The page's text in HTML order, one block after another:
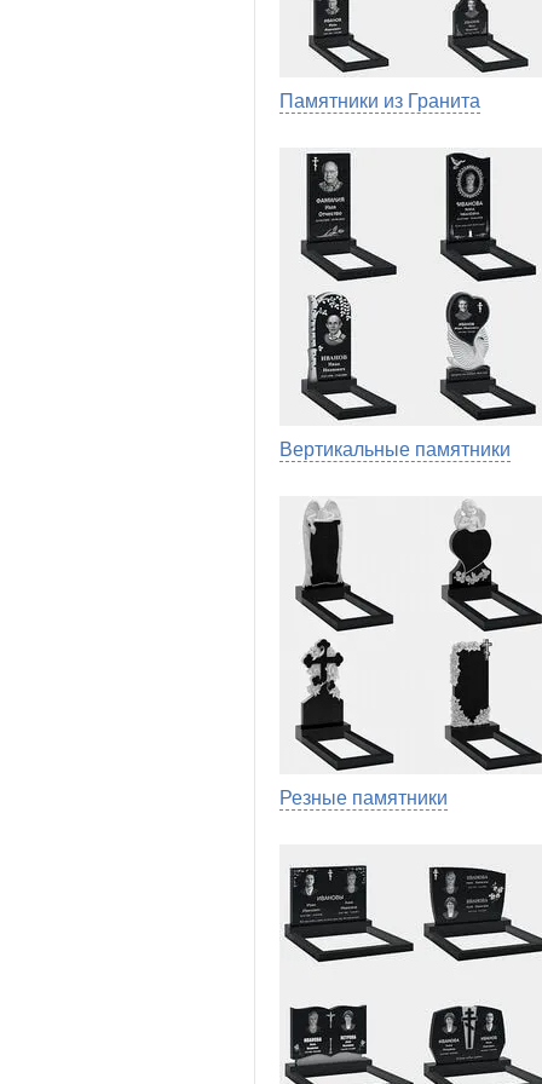
Памятники из Гранита
Вертикальные памятники
Резные памятники